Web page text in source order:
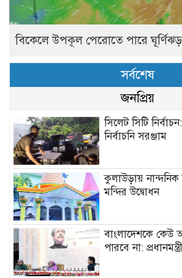
বিকেলে উপকূল পেরোতে পারে ঘূর্ণিঝড়
সর্বশেষ
জনপ্রিয়
সিলেট সিটি
নির্বাচনি সরঞ্জাম
কুলাউড়ায় নান্দনিক
মন্দির উদ্বোধন
বাংলাদেশকে কেউ
পারবে না: